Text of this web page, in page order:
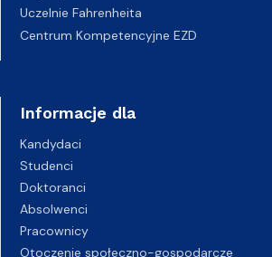
Uczelnie Fahrenheita
Centrum Kompetencyjne EZD
Informacje dla
Kandydaci
Studenci
Doktoranci
Absolwenci
Pracownicy
Otoczenie społeczno-gospodarcze